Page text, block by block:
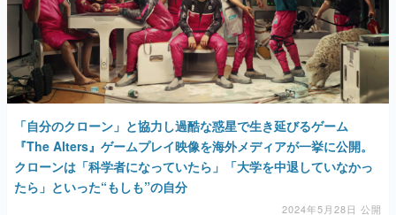
「自分のクローン」と協力し過酷な惑星で生き延びるゲーム
『The Alters』ゲームプレイ映像を海外メディアが一挙に公開。
クローンは「科学者になっていたら」「大学を中退していなかっ
たら」といった“もしも”の自分
2024年5月28日 公開